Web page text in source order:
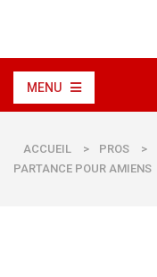
MENU
ACCUEIL > PROS >
PARTANCE POUR AMIENS